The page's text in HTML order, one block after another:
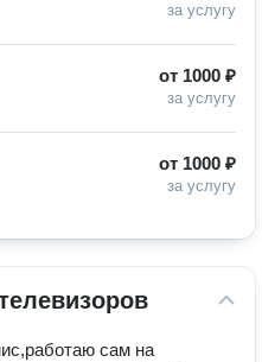
за услугу
от 1000 ₽
за услугу
от 1000 ₽
за услугу
сам на